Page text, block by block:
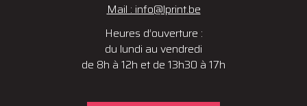
Mail : info@lprint.be
Heures d’ouverture :
du lundi au vendredi
de 8h à 12h et de 13h30 à 17h